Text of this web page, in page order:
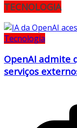
TECNOLOGIA
Tecnologia
OpenAI admite
serviços